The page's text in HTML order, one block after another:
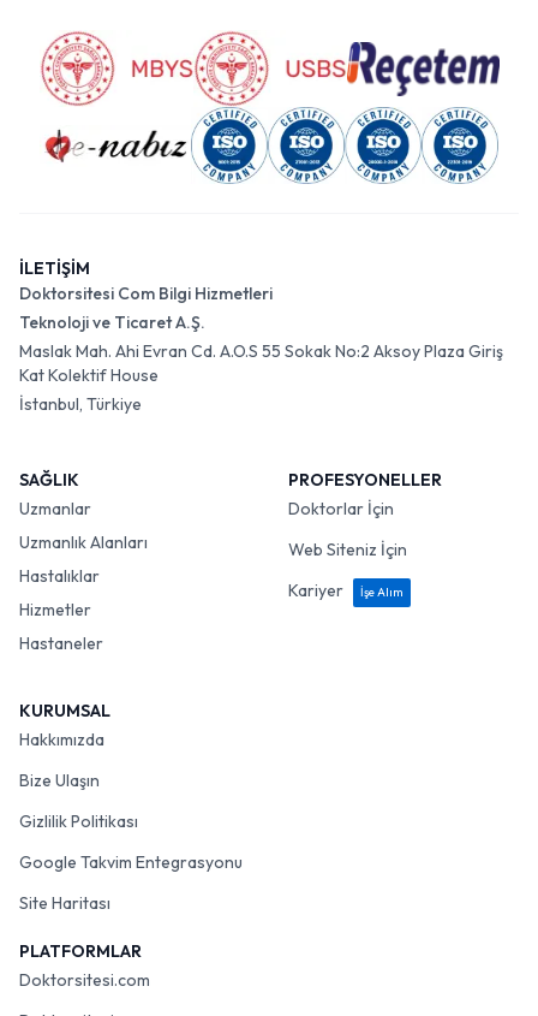
İLETİŞİM
Doktorsitesi Com Bilgi Hizmetleri
Teknoloji ve Ticaret A.Ş.
Maslak Mah. Ahi Evran Cd. A.O.S 55 Sokak No:2 Aksoy Plaza Giriş
Kat Kolektif House
İstanbul, Türkiye
SAĞLIK
Uzmanlar
Uzmanlık Alanları
Hastalıklar
Hizmetler
Hastaneler
PROFESYONELLER
Doktorlar İçin
Web Siteniz İçin
Kariyer
İşe Alım
KURUMSAL
Hakkımızda
Bize Ulaşın
Gizlilik Politikası
Google Takvim Entegrasyonu
Site Haritası
PLATFORMLAR
Doktorsitesi.com